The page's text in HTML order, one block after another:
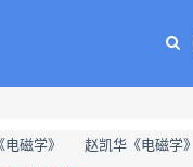
电磁学》 赵凯华《电磁学》